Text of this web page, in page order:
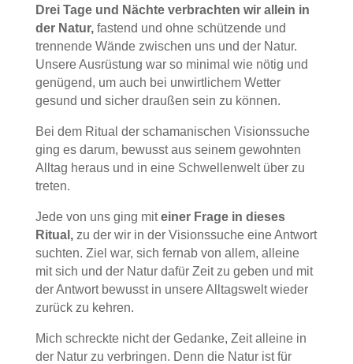
Drei Tage und Nächte verbrachten wir allein in
der Natur,fastend und ohne schützende und
trennende Wände zwischen uns und der Natur.
Unsere Ausrüstung war so minimal wie nötig und
genügend, um auch bei unwirtlichem Wetter
gesund und sicher draußen sein zu können.
Bei dem Ritual der schamanischen Visionssuche
ging es darum, bewusst aus seinem gewohnten
Alltag heraus und in eine Schwellenwelt über zu
treten.
Jede von uns ging miteiner Frage in dieses
Ritual,zu der wir in der Visionssuche eine Antwort
suchten. Ziel war, sich fernab von allem, alleine
mit sich und der Natur dafür Zeit zu geben und mit
der Antwort bewusst in unsere Alltagswelt wieder
zurück zu kehren.
Mich schreckte nicht der Gedanke, Zeit alleine in
der Natur zu verbringen. Denn die Natur ist für